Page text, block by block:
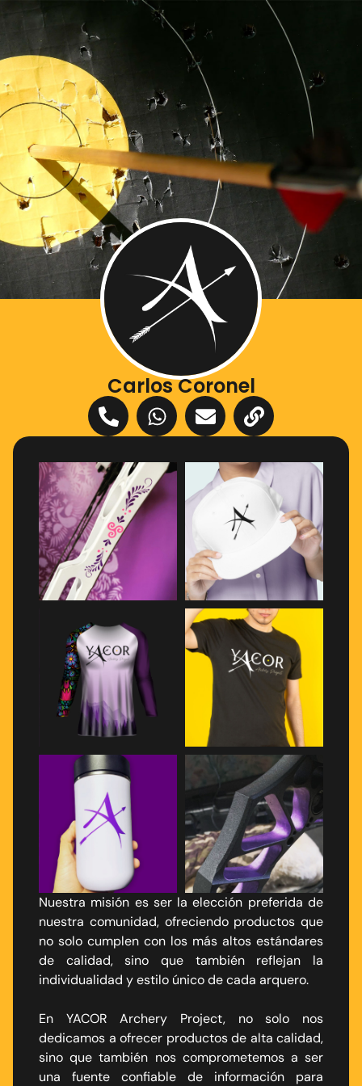
Carlos Coronel
Nuestra misión es ser la elección preferida de
nuestra comunidad, ofreciendo productos que
no solo cumplen con los más altos estándares
de calidad, sino que también reflejan la
individualidad y estilo único de cada arquero.
En YACOR Archery Project, no solo nos
dedicamos a ofrecer productos de alta calidad,
sino que también nos comprometemos a ser
una fuente confiable de información para